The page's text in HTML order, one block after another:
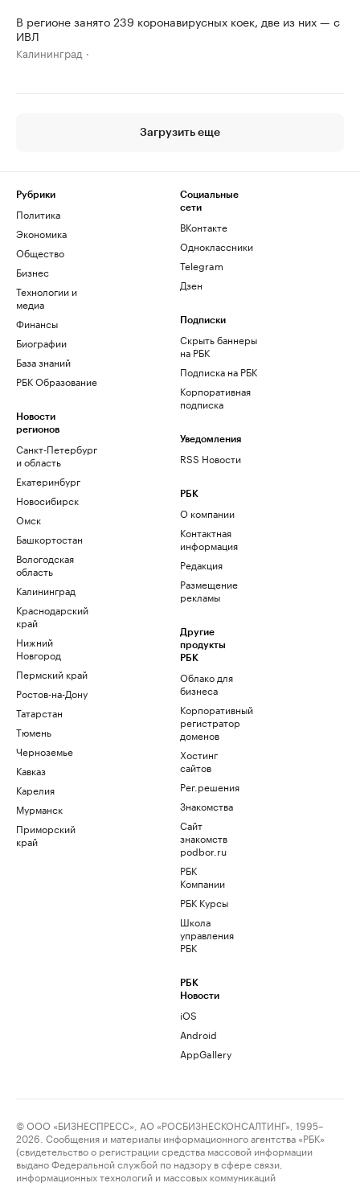
В регионе занято 239 коронавирусных коек, две из них — с
ИВЛ
Калининград
Загрузить еще
Рубрики
Политика
Экономика
Общество
Бизнес
Технологии и
медиа
Финансы
Биографии
База знаний
РБК Образование
Новости
регионов
Санкт-Петербург
и область
Екатеринбург
Новосибирск
Омск
Башкортостан
Вологодская
область
Калининград
Краснодарский
край
Нижний
Новгород
Пермский край
Ростов-на-Дону
Татарстан
Тюмень
Черноземье
Кавказ
Карелия
Мурманск
Приморский
край
Социальные
сети
ВКонтакте
Одноклассники
Telegram
Дзен
Подписки
Скрыть баннеры
на РБК
Подписка на РБК
Корпоративная
подписка
Уведомления
RSS Новости
РБК
О компании
Контактная
информация
Редакция
Размещение
рекламы
Другие
продукты
РБК
Облако для
бизнеса
Корпоративный
регистратор
доменов
Хостинг
сайтов
Рег.решения
Знакомства
Сайт
знакомств
podbor.ru
РБК
Компании
РБК Курсы
Школа
управления
РБК
РБК
Новости
iOS
Android
AppGallery
© ООО «БИЗНЕСПРЕСС», АО «РОСБИЗНЕСКОНСАЛТИНГ», 1995–
2026. Сообщения и материалы информационного агентства «РБК»
(свидетельство о регистрации средства массовой информации
выдано Федеральной службой по надзору в сфере связи,
информационных технологий и массовых коммуникаций